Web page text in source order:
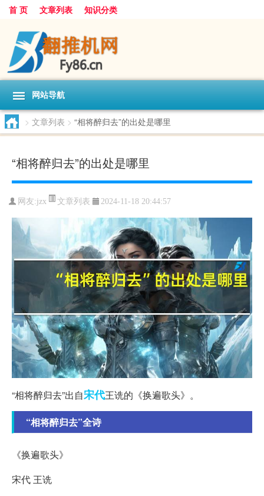
首 页 文章列表 知识分类
网站导航
> 文章列表 > “相将醉归去”的出处是哪里
“相将醉归去”的出处是哪里
网友:jzx 文章列表 2024-11-18 20:44:57
“相将醉归去”出自宋代王诜的《换遍歌头》。
“相将醉归去”全诗
《换遍歌头》
宋代 王诜